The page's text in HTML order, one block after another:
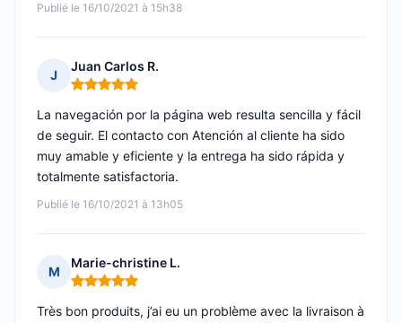
Publié le 16/10/2021 à 15h38
J
Juan Carlos R.
Note : 5 sur 5
Publié le 16/10/2021 à 13h05
La navegación por la página web resulta sencilla y fácil
de seguir. El contacto con Atención al cliente ha sido
muy amable y eficiente y la entrega ha sido rápida y
totalmente satisfactoria.
M
Marie-christine L.
Note : 5 sur 5
Très bon produits, j’ai eu un problème avec la livraison à